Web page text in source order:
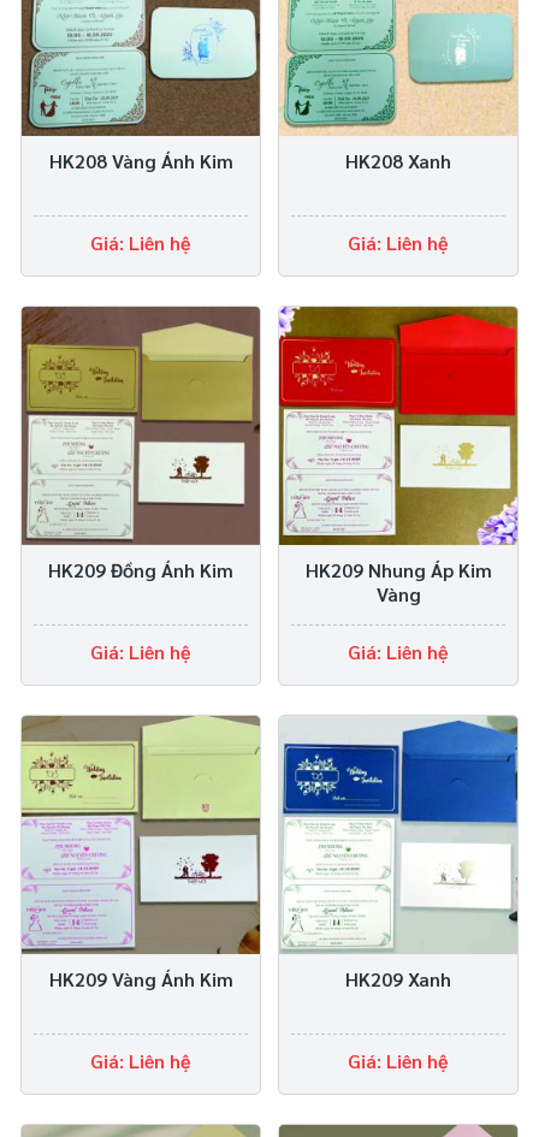
HK208 Vàng Ánh Kim
Giá: Liên hệ
HK208 Xanh
Giá: Liên hệ
HK209 Đồng Ánh Kim
Giá: Liên hệ
HK209 Nhung Áp Kim
Vàng
Giá: Liên hệ
HK209 Vàng Ánh Kim
Giá: Liên hệ
HK209 Xanh
Giá: Liên hệ